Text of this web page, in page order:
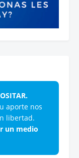
aporte nos
libertad.
un medio